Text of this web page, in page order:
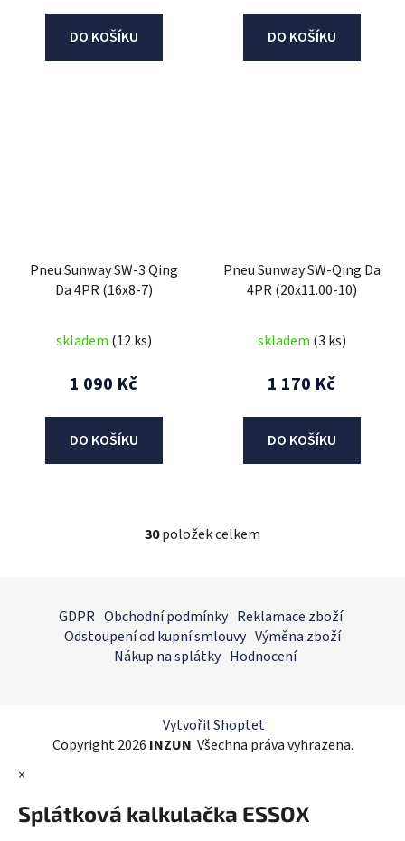
DO KOŠÍKU DO KOŠÍKU
Pneu Sunway SW-3 Qing
Da 4PR (16x8-7)
skladem (12 ks)
1 090 Kč
DO KOŠÍKU
Pneu Sunway SW-Qing Da
4PR (20x11.00-10)
skladem (3 ks)
1 170 Kč
DO KOŠÍKU
O
d
a
c
r
v
v
ý
30položek celkem
GDPR Obchodní podmínky Reklamace zboží
Odstoupení od kupní smlouvy Výměna zboží
Nákup na splátky Hodnocení
Vytvořil Shoptet
Copyright 2026 INZUN. Všechna práva vyhrazena.
×
Splátková kalkulačka ESSOX